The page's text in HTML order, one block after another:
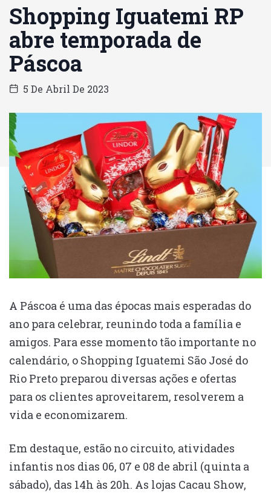
Shopping Iguatemi RP
abre temporada de
Páscoa
5 De Abril De 2023
A Páscoa é uma das épocas mais esperadas do
ano para celebrar, reunindo toda a família e
amigos. Para esse momento tão importante no
calendário, o Shopping Iguatemi São José do
Rio Preto preparou diversas ações e ofertas
para os clientes aproveitarem, resolverem a
vida e economizarem.
Em destaque, estão no circuito, atividades
infantis nos dias 06, 07 e 08 de abril (quinta a
sábado), das 14h às 20h. As lojas Cacau Show,